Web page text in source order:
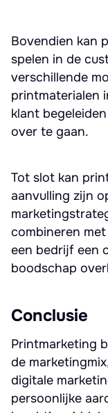
Bovendien kan
spelen in de
verschillende
printmaterialen
klant
over te gaan.
Tot slot kan
aanvulling zijn
combineren
een bedrijf een
boodschap
Conclusie
Printmarketing
de
digitale
persoonlijke